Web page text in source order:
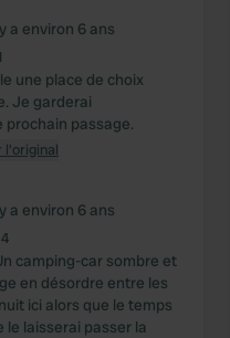
a environ 6 ans
une place de choix
Je garderai
passage.
l'original
a environ 6 ans
camping-car sombre et
en désordre entre les
ici alors que le temps
le laisserai passer la